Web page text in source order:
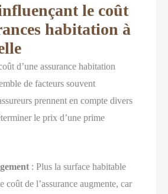
le coût
habitation à
d’une assurance habitation
de facteurs souvent
prennent en compte divers
le prix d’une prime
: Plus la surface habitable
coût de l’assurance augmente, car